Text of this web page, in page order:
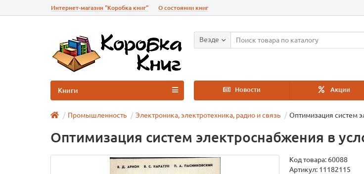
Интернет-магазин "Коробка книг" О состоянии книг
Везде
Новости Акции
Книги
Промышленность Электроника, электротехника, радио и связь Оптимизация систем
Оптимизация систем электроснабжения в
Код товара: 60088
Артикул: 11182115